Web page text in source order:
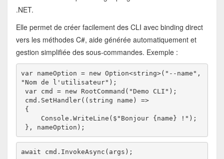
.NET.
Elle permet de créer facilement des CLI avec binding direct
vers les méthodes C#, aide générée automatiquement et
gestion simplifiée des sous-commandes. Exemple :
var nameOption = new Option<string>("--name",
"Nom de l'utilisateur");
var cmd = new RootCommand("Demo CLI");
cmd.SetHandler((string name) =>
{
Console.WriteLine($"Bonjour {name} !");
}, nameOption);
await cmd.InvokeAsync(args);